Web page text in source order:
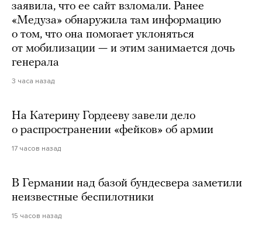
заявила, что ее сайт взломали. Ранее
«Медуза» обнаружила там информацию
о том, что она помогает уклоняться
от мобилизации — и этим занимается дочь
генерала
3 часа назад
На Катерину Гордееву завели дело
о распространении «фейков» об армии
17 часов назад
В Германии над базой бундесвера заметили
неизвестные беспилотники
15 часов назад